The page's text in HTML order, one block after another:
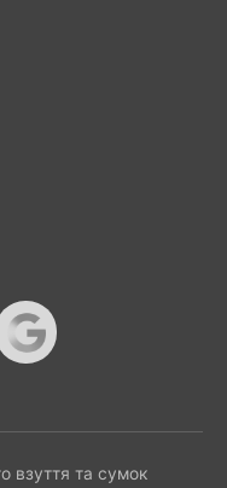
взуття та сумок